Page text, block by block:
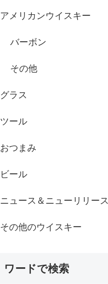
アメリカンウイスキー
バーボン
その他
グラス
ツール
おつまみ
ビール
ニュース＆ニューリリース
その他のウイスキー
ワードで検索